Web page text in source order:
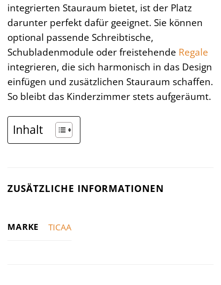
integrierten Stauraum bietet, ist der Platz
darunter perfekt dafür geeignet. Sie können
optional passende Schreibtische,
Schubladenmodule oder freistehende Regale
integrieren, die sich harmonisch in das Design
einfügen und zusätzlichen Stauraum schaffen.
So bleibt das Kinderzimmer stets aufgeräumt.
Inhalt
ZUSÄTZLICHE INFORMATIONEN
MARKE TICAA